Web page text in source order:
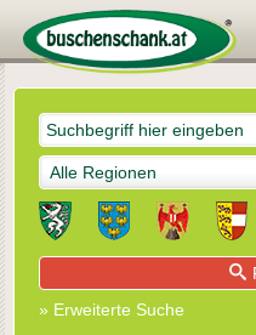
Alle Regionen
» Erweiterte Suche